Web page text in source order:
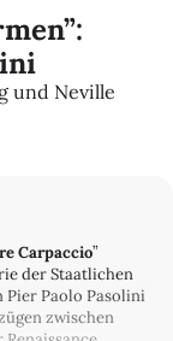
und Neville
Carpaccio”
der Staatlichen
Pier Paolo Pasolini
zwischen